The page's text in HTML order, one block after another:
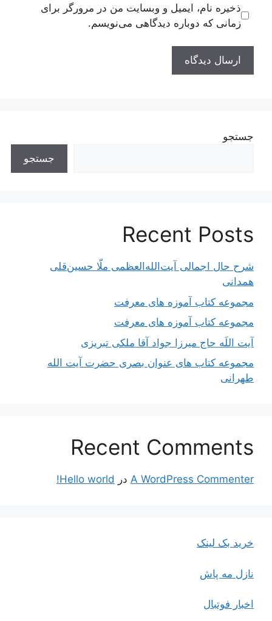
ذخیره نام، ایمیل و وبسایت من در مرورگر برای
زمانی که دوباره دیدگاهی می‌نویسم.
جستجو
جستجو
Recent Posts
شرح حال اجمالی آیت‌الله‌العظمی ملّا حسین‌قلی
همدانی
مجموعه کتاب آموزه های معرفت
مجموعه کتاب آموزه های معرفت
آیت اللَه حاج میرزا جواد آقا ملکی تبریزی
مجموعه کتاب های عنوان بصری حضرت آیت الله
طهرانی
Recent Comments
A WordPress Commenter در Hello world!
خرید بک لینک
نازل مه پاش
اخبار فوتبال